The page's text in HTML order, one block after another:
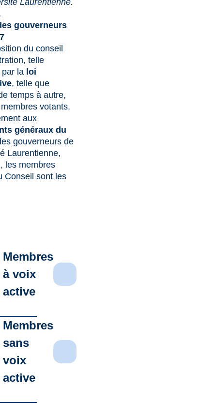
gouverneurs
du conseil
telle
la loi
, telle que
temps à autre,
votants.
aux
généraux du
gouverneurs de
Laurentienne,
les membres
Conseil sont les
Membres
à voix
active
Membres
sans
voix
active